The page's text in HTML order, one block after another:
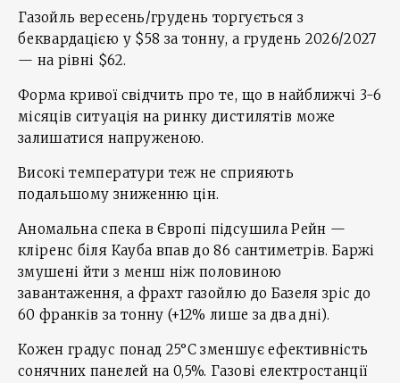
Газойль вересень/грудень торгується з
беквардацією у $58 за тонну, а грудень 2026/2027
— на рівні $62.
Форма кривої свідчить про те, що в найближчі 3-6
місяців ситуація на ринку дистилятів може
залишатися напруженою.
Високі температури теж не сприяють
подальшому зниженню цін.
Аномальна спека в Європі підсушила Рейн —
кліренс біля Кауба впав до 86 сантиметрів. Баржі
змушені йти з менш ніж половиною
завантаження, а фрахт газойлю до Базеля зріс до
60 франків за тонну (+12% лише за два дні).
Кожен градус понад 25°C зменшує ефективність
сонячних панелей на 0,5%. Газові електростанції